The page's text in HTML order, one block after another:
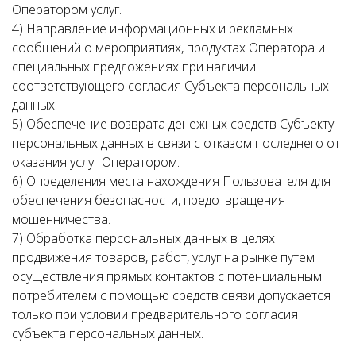
Оператором услуг.
4) Направление информационных и рекламных
сообщений о мероприятиях, продуктах Оператора и
специальных предложениях при наличии
соответствующего согласия Субъекта персональных
данных.
5) Обеспечение возврата денежных средств Субъекту
персональных данных в связи с отказом последнего от
оказания услуг Оператором.
6) Определения места нахождения Пользователя для
обеспечения безопасности, предотвращения
мошенничества.
7) Обработка персональных данных в целях
продвижения товаров, работ, услуг на рынке путем
осуществления прямых контактов с потенциальным
потребителем с помощью средств связи допускается
только при условии предварительного согласия
субъекта персональных данных.